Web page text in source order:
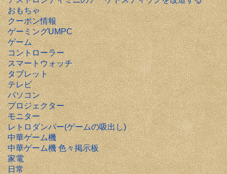
おもちゃ
クーポン情報
ゲーミングUMPC
ゲーム
コントローラー
スマートウォッチ
タブレット
テレビ
パソコン
プロジェクター
モニター
レトロダンパー(ゲームの吸出し)
中華ゲーム機
中華ゲーム機 色々掲示板
家電
日常